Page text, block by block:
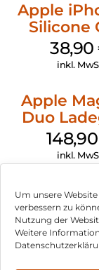
Um unsere
verbessern zu
Nutzung der
Weitere
Apple
Silicone
38,90
inkl.
Apple
Duo
Weiß
148,90
inkl.
Impressum